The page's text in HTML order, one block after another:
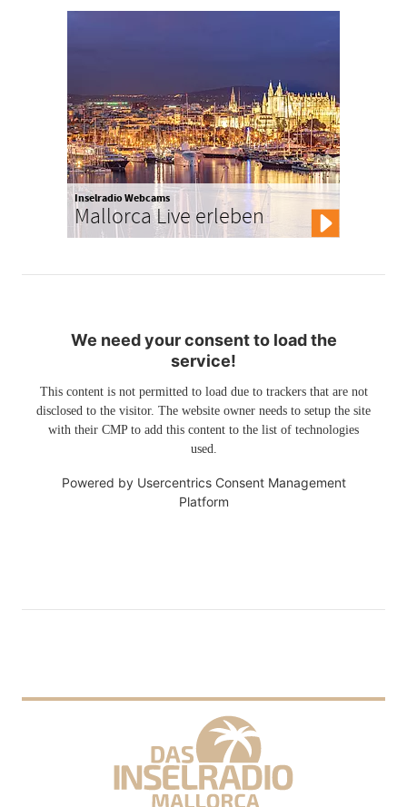
Inselradio Webcams
Mallorca Live erleben
We need your consent to load the
service!
This content is not permitted to load due to trackers that are not
disclosed to the visitor. The website owner needs to setup the site
with their CMP to add this content to the list of technologies
used.
Powered by Usercentrics Consent Management
Platform